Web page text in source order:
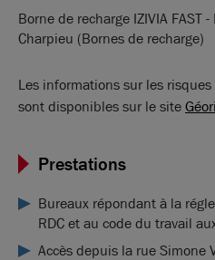
Borne de recharge IZIVIA FAST
Charpieu (Bornes de recharge)
Les informations sur les
sont disponibles sur le site
Prestations
Bureaux répondant à la
RDC et au code du travail
Accès depuis la rue